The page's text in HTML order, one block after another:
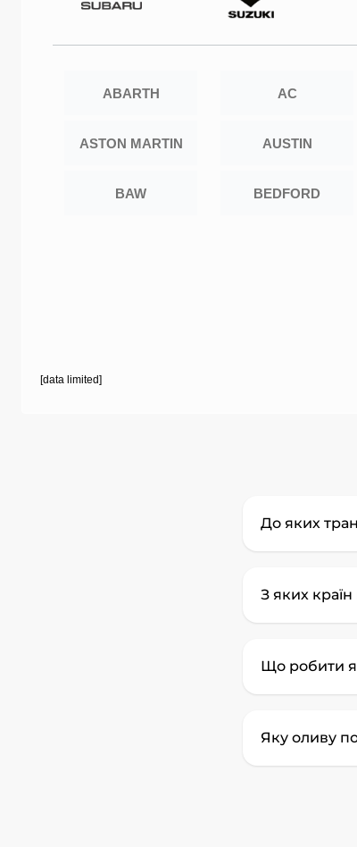
ABARTH AC
ASTON MARTIN AUSTIN
BAW BEDFORD
[data limited]
До яких
З яких країн
Що робити
Яку оливу